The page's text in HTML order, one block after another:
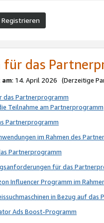
Registrieren
für das
: 14. April 2026 (Derzeitige
Partnerprogramm
Teilnahme am Partnerprogramm
Partnerprogramm
im Rahmen des
Partnerprogramm
für das
Influencer Programm im
in Bezug auf das
Ads Boost-Programm